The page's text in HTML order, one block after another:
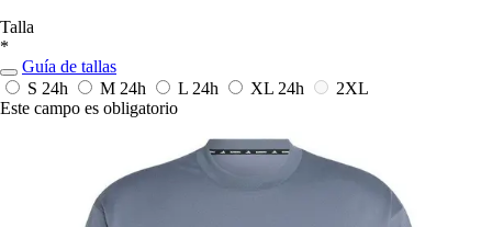
Talla
*
Guía de tallas
S 24h M 24h L 24h XL 24h
2XL
Este campo es obligatorio